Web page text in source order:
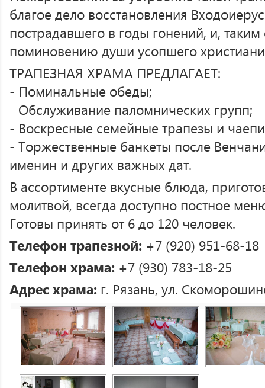
благое дело восстановления
пострадавшего в годы гонений, и,
поминовению души усопшего
ТРАПЕЗНАЯ ХРАМА ПРЕДЛАГАЕТ:
- Поминальные обеды;
- Обслуживание паломнических групп;
- Воскресные семейные трапезы и
- Торжественные банкеты после
именин и других важных дат.
В ассортименте вкусные блюда,
молитвой, всегда доступно постное
Готовы принять от 6 до 120 человек.
Телефон трапезной: +7 (920) 951-68-18
Телефон храма: +7 (930) 783-18-25
Адрес храма: г. Рязань, ул.